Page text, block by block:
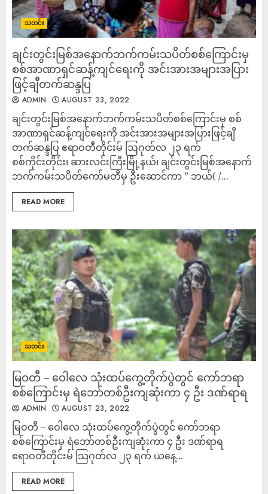
သတင်း
ချင်းတွင်းမြစ်အနောက်ဘက်ကမ်းသပိတ်စစ်ကြောင်းမှ
စစ်အာဏာရှင်ဆန့်ကျင်ရေးကို အင်းအားအများအပြား
ဖြင့်ချီတက်ဆန္ဒပြ
ADMIN AUGUST 23, 2022
ချင်းတွင်းမြစ်အနောက်ဘက်ကမ်းသပိတ်စစ်ကြောင်းမှ စစ်
အာဏာရှင်ဆန့်ကျင်ရေးကို အင်းအားအများအပြားဖြင့်ချီ
တက်ဆန္ဒပြ ဧရာဝတီတိုင်းမ် ဩဂုတ်လ ၂‌၃ ရက်
စစ်ကိုင်းတိုင်း၊ ဆားလင်းကြီးမြို့နယ်၊ ချင်းတွင်းမြစ်အနောက်
ဘက်ကမ်းသပိတ်ကော်မတီမှ ဦးဆောင်ကာ ” ဘယ်( /...
READ MORE
သတင်း
မြဝတီ – ဝေါလေ သုံးထပ်ကွေ့တိုက်ပွဲတွင် ကော်ဘရာ
စစ်ကြောင်းမှ ရဲဘော်တစ်ဦးကျဆုံးကာ ၄ ဦး ဒဏ်ရာရ
ADMIN AUGUST 23, 2022
မြဝတီ – ဝေါလေ သုံးထပ်ကွေ့တိုက်ပွဲတွင် ကော်ဘရာ
စစ်ကြောင်းမှ ရဲဘော်တစ်ဦးကျဆုံးကာ ၄ ဦး ဒဏ်ရာရ
ဧရာဝတီတိုင်းမ် သြဂုတ်လ ၂၃ ရက် ယနေ့...
READ MORE